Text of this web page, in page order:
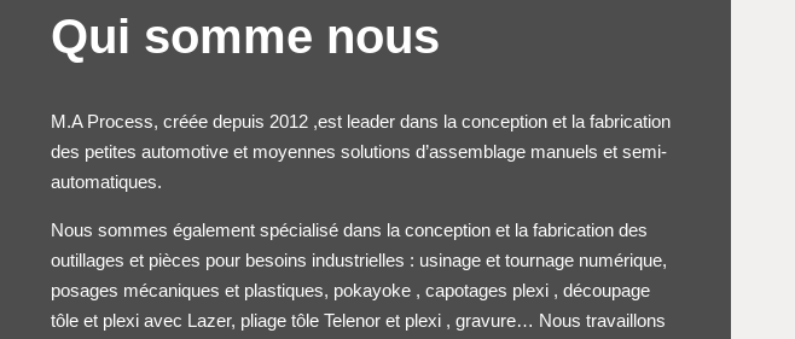
Qui somme nous
M.A Process, créée depuis 2012 ,est leader dans la conception et la fabrication
des petitesautomotive et moyennes solutions d’assemblage manuels et semi-
automatiques.
Nous sommes également spécialisé dans la conception et la fabrication des
outillages et pièces pour besoins industrielles : usinage et tournage numérique,
posages mécaniques et plastiques, pokayoke , capotages plexi , découpage
tôle et plexi avec Lazer, pliage tôleTelenor et plexi , gravure… Nous travaillons